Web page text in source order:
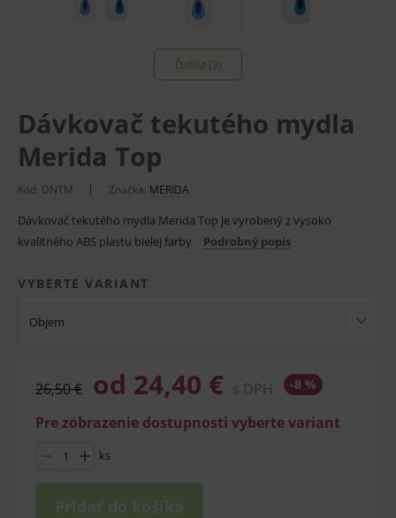
Ďalšia (3)
Dávkovač tekutého mydla
Merida Top
Kód: DNTM Značka: MERIDA
Dávkovač tekutého mydla Merida Top je vyrobený z vysoko
kvalitného ABS plastu bielej farby
Podrobný popis
VYBERTE VARIANT
Objem
26,50 € od 24,40 € s DPH -8 %
Pre zobrazenie dostupnosti vyberte variant
ks
Pridať do košíka